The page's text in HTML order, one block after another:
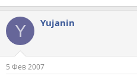
Y Yujanin
5 Фев 2007